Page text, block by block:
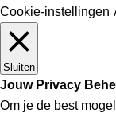
Cookie-instellingen
Sluiten
Jouw Privacy
Om je de best